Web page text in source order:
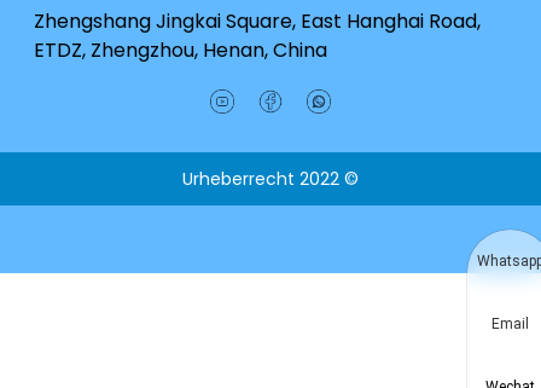
Zhengshang Jingkai Square, East Hanghai Road,
ETDZ, Zhengzhou, Henan, China
Urheberrecht 2022 ©
Email